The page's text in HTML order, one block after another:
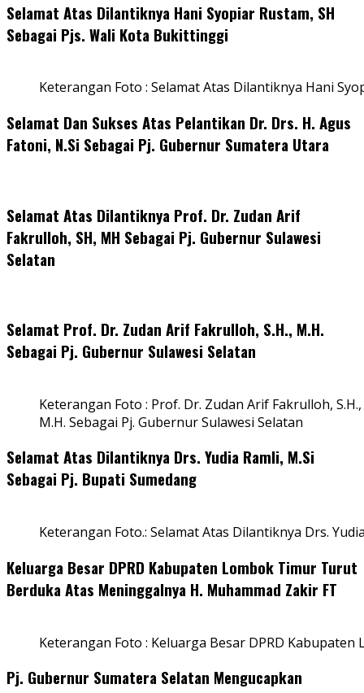
Selamat Atas Dilantiknya Hani Syopiar Rustam, SH
Sebagai Pjs. Wali Kota Bukittinggi
Keterangan Foto : Selamat Atas Dilantiknya Hani
Selamat Dan Sukses Atas Pelantikan Dr. Drs. H. Agus
Fatoni, N.Si Sebagai Pj. Gubernur Sumatera Utara
Selamat Atas Dilantiknya Prof. Dr. Zudan Arif
Fakrulloh, SH, MH Sebagai Pj. Gubernur Sulawesi
Selatan
Selamat Prof. Dr. Zudan Arif Fakrulloh, S.H., M.H.
Sebagai Pj. Gubernur Sulawesi Selatan
Keterangan Foto : Prof. Dr. Zudan Arif Fakrulloh, S.H.,
M.H. Sebagai Pj. Gubernur Sulawesi Selatan
Selamat Atas Dilantiknya Drs. Yudia Ramli, M.Si
Sebagai Pj. Bupati Sumedang
Keterangan Foto.: Selamat Atas Dilantiknya Drs.
Keluarga Besar DPRD Kabupaten Lombok Timur Turut
Berduka Atas Meninggalnya H. Muhammad Zakir FT
Keterangan Foto : Keluarga Besar DPRD
Pj. Gubernur Sumatera Selatan Mengucapkan